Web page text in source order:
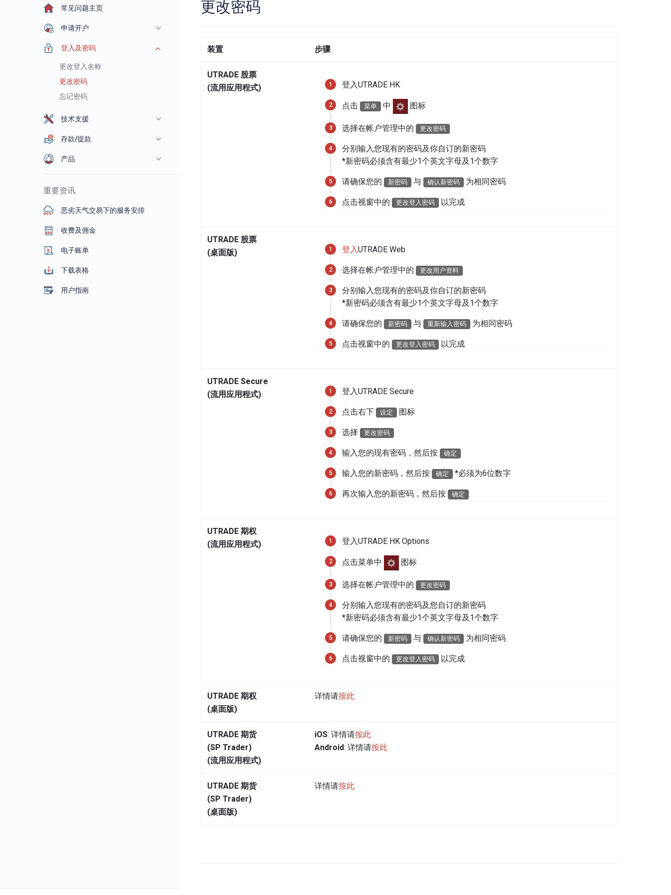
常见问题主页
申请开户
登入及密码
更改登入名称
更改密码
忘记密码
技术支援
存款/提款
产品
重要资讯
恶劣天气交易下的服务安排
收费及佣金
电子账单
下载表格
用户指南
更改密码
装置 步骤
UTRADE 股票
(流用应用程式)
登入UTRADE HK
点击 菜单 中 图标
选择在帐户管理中的 更改密码
分别输入您现有的密码及你自订的新密码
*新密码必须含有最少1个英文字母及1个数字
请确保您的 新密码 与 确认新密码 为相同密码
点击视窗中的 更改登入密码 以完成
UTRADE 股票
(桌面版)
登入UTRADE Web
选择在帐户管理中的 更改用户资料
分别输入您现有的密码及你自订的新密码
*新密码必须含有最少1个英文字母及1个数字
请确保您的 新密码 与 重新输入密码 为相同密码
点击视窗中的 更改登入密码 以完成
UTRADE Secure
(流用应用程式)
登入UTRADE Secure
点击右下 设定 图标
选择 更改密码
输入您的现有密码，然后按 确定
输入您的新密码，然后按 确定 *必须为6位数字
再次输入您的新密码，然后按 确定
UTRADE 期权
(流用应用程式)
登入UTRADE HK Options
点击菜单中 图标
选择在帐户管理中的 更改密码
分别输入您现有的密码及您自订的新密码
*新密码必须含有最少1个英文字母及1个数字
请确保您的 新密码 与 确认新密码 为相同密码
点击视窗中的 更改登入密码 以完成
UTRADE 期权
(桌面版)
详情请按此
UTRADE 期货
(SP Trader)
(流用应用程式)
iOS: 详情请按此
Android: 详情请按此
UTRADE 期货
(SP Trader)
(桌面版)
详情请按此